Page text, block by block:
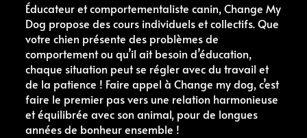
Éducateur et comportementaliste canin, Change My
Dog propose des cours individuels et collectifs. Que
votre chien présente des problèmes de
comportement ou qu’il ait besoin d’éducation,
chaque situation peut se régler avec du travail et
de la patience ! Faire appel à Change my dog, c’est
faire le premier pas vers une relation harmonieuse
et équilibrée avec son animal, pour de longues
années de bonheur ensemble !